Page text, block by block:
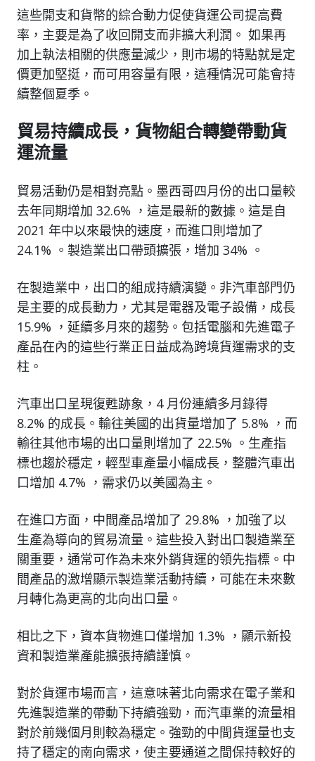
這些開支和貨幣的綜合動力促使貨運公司提高費
率，主要是為了收回開支而非擴大利潤。 如果再
加上執法相關的供應量減少，則市場的特點就是定
價更加堅挺，而可用容量有限，這種情況可能會持
續整個夏季。
貿易持續成長，貨物組合轉變帶動貨
運流量
貿易活動仍是相對亮點。墨西哥四月份的出口量較
去年同期增加 32.6% ，這是最新的數據。這是自
2021 年中以來最快的速度，而進口則增加了
24.1% 。製造業出口帶頭擴張，增加 34% 。
在製造業中，出口的組成持續演變。非汽車部門仍
是主要的成長動力，尤其是電器及電子設備，成長
15.9% ，延續多月來的趨勢。包括電腦和先進電子
產品在內的這些行業正日益成為跨境貨運需求的支
柱。
汽車出口呈現復甦跡象，4 月份連續多月錄得
8.2% 的成長。輸往美國的出貨量增加了 5.8% ，而
輸往其他市場的出口量則增加了 22.5% 。生產指
標也趨於穩定，輕型車產量小幅成長，整體汽車出
口增加 4.7% ，需求仍以美國為主。
在進口方面，中間產品增加了 29.8% ，加強了以
生產為導向的貿易流量。這些投入對出口製造業至
關重要，通常可作為未來外銷貨運的領先指標。中
間產品的激增顯示製造業活動持續，可能在未來數
月轉化為更高的北向出口量。
相比之下，資本貨物進口僅增加 1.3% ，顯示新投
資和製造業產能擴張持續謹慎。
對於貨運市場而言，這意味著北向需求在電子業和
先進製造業的帶動下持續強勁，而汽車業的流量相
對於前幾個月則較為穩定。強勁的中間貨運量也支
持了穩定的南向需求，使主要通道之間保持較好的